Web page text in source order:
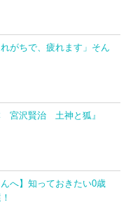
がちで、疲れます」そん
宮沢賢治 土神と狐』
へ】知っておきたい0歳